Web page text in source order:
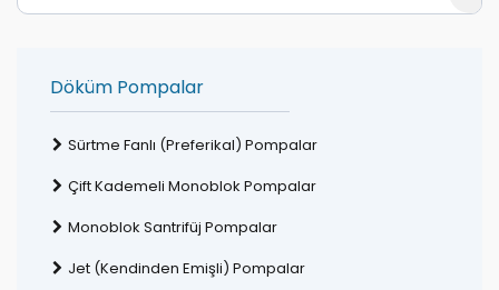
Döküm Pompalar
Sürtme Fanlı (Preferikal) Pompalar
Çift Kademeli Monoblok Pompalar
Monoblok Santrifüj Pompalar
Jet (Kendinden Emişli) Pompalar